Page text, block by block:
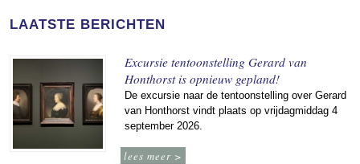
LAATSTE BERICHTEN
Excursie tentoonstelling Gerard van
Honthorst is opnieuw gepland!
De excursie naar de tentoonstelling over Gerard
van Honthorst vindt plaats op vrijdagmiddag 4
september 2026.
lees meer >